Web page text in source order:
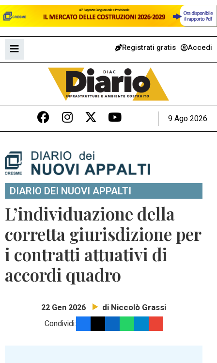
Registrati gratis Accedi
9 Ago 2026
DIARIO DEI NUOVI APPALTI
L’individuazione della
corretta giurisdizione per
i contratti attuativi di
accordi quadro
22 Gen 2026 di Niccolò Grassi
Condividi: